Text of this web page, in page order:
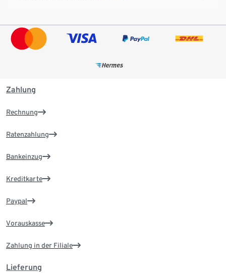
Zahlung
Rechnung
Ratenzahlung
Bankeinzug
Kreditkarte
Paypal
Vorauskasse
Zahlung in der Filiale
Lieferung